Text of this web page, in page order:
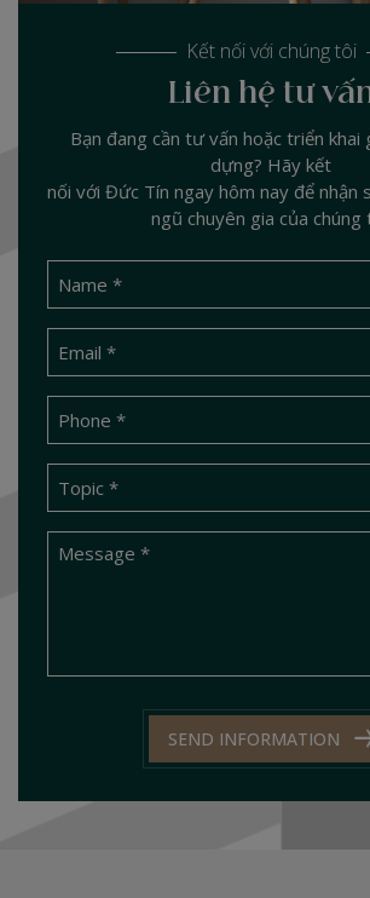
Kết nối với chúng tôi
Liên hệ tư
Bạn đang cần tư vấn hoặc triển khai
dựng? Hãy kết
nối với Đức Tín ngay hôm nay để
ngũ chuyên gia của chúng
SEND INFORMATION